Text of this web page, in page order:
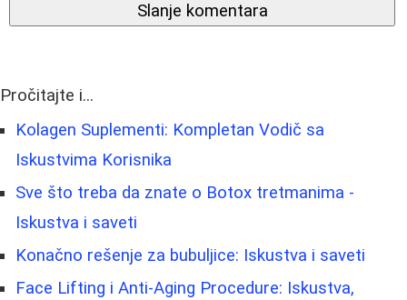
Slanje komentara
Pročitajte i...
Kolagen Suplementi: Kompletan Vodič sa
Iskustvima Korisnika
Sve što treba da znate o Botox tretmanima -
Iskustva i saveti
Konačno rešenje za bubuljice: Iskustva i saveti
Face Lifting i Anti-Aging Procedure: Iskustva,